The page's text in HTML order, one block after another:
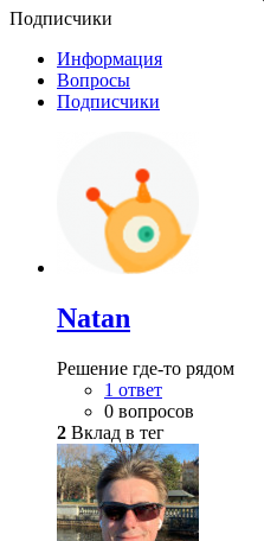
Подписчики
Информация
Вопросы
Подписчики
Natan
Решение где-то рядом
1 ответ
0 вопросов
2 Вклад в тег